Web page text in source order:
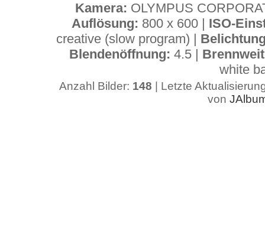
Kamera: OLYMPUS
Auflösung: 800 x 600 | ISO-
creative (slow program) |
Blendenöffnung: 4.5 |
white
Anzahl Bilder: 148 | Letzte
von